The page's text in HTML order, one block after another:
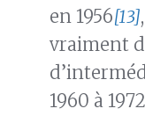
en 1956[13]
vraiment
1960 à